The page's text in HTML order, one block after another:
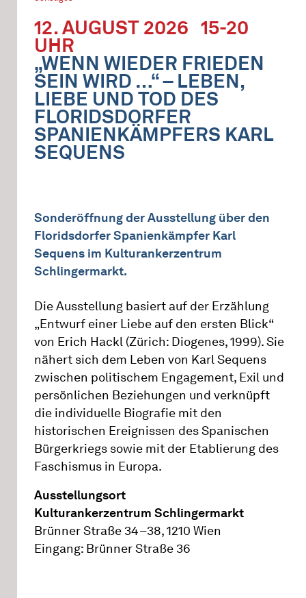
12. AUGUST 2026 15-20
UHR
„WENN WIEDER FRIEDEN
SEIN WIRD …“ – LEBEN,
LIEBE UND TOD DES
FLORIDSDORFER
SPANIENKÄMPFERS KARL
SEQUENS
Sonderöffnung der Ausstellung über den
Floridsdorfer Spanienkämpfer Karl
Sequens im Kulturankerzentrum
Schlingermarkt.
Die Ausstellung basiert auf der Erzählung
„Entwurf einer Liebe auf den ersten Blick“
von Erich Hackl (Zürich: Diogenes, 1999). Sie
nähert sich dem Leben von Karl Sequens
zwischen politischem Engagement, Exil und
persönlichen Beziehungen und verknüpft
die individuelle Biografie mit den
historischen Ereignissen des Spanischen
Bürgerkriegs sowie mit der Etablierung des
Faschismus in Europa.
Ausstellungsort
Kulturankerzentrum Schlingermarkt
Brünner Straße 34–38, 1210 Wien
Eingang: Brünner Straße 36